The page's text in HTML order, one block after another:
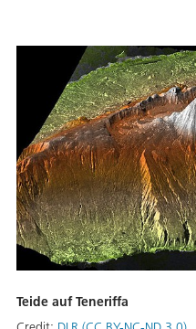
Teide auf Teneriffa